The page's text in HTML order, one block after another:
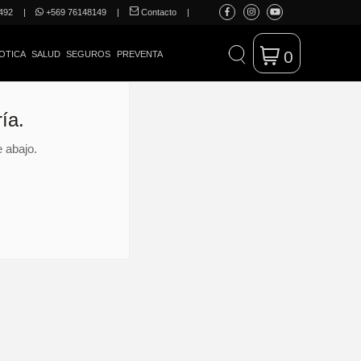
| +569 76148149 | Contacto |
SALUD SEGUROS PREVENTA 0
abajo.